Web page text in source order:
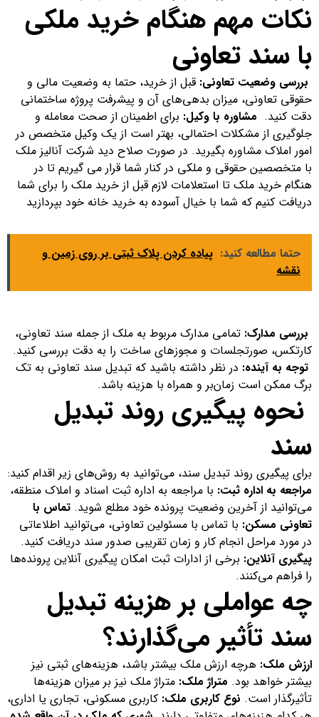
نکات مهم هنگام خرید ملکی
با سند تعاونی
بررسی وضعیت تعاونی: قبل از خرید، حتما به وضعیت مالی و
حقوقی تعاونی، میزان بدهی‌های آن و پیشرفت پروژه ساختمانی
دقت کنید. مشاوره با وکیل: برای اطمینان از صحت معامله و
جلوگیری از مشکلات احتمالی، بهتر است از یک وکیل متخصص در
امور املاک مشاوره بگیرید. در صورت صلاح دید شرکت آنالیز ملک
با متخصصین حقوقی و ملکی در کنار شما قرار می گیریم تا در
هنگام خرید ملک تا استعلامات لازم قبل از خرید ملک را برای شما
دریافت کنیم که شما با خیال آسوده به خرید خانه خود بپردازید
حتما مطالعه کنید: پیاده کردن پلاک ثبتی بر روی زمین و
نقشه
بررسی مدارک: تمامی مدارک مربوط به ملک از جمله سند تعاونی،
کارتکس، صورتجلسات و مجوزهای ساخت را به دقت بررسی کنید.
توجه به آینده: در نظر داشته باشید که تبدیل سند تعاونی به تک
برگ ممکن است زمان‌بر و همراه با هزینه باشد.
نحوه پیگیری روند تبدیل
سند
برای پیگیری روند تبدیل سند، می‌توانید به روش‌های زیر اقدام کنید:
مراجعه به اداره ثبت: با مراجعه به اداره ثبت اسناد و املاک منطقه،
می‌توانید از آخرین وضعیت پرونده خود مطلع شوید. تماس با
تعاونی مسکن: با تماس با مسئولین تعاونی، می‌توانید اطلاعاتی
در مورد مراحل انجام کار و زمان تقریبی صدور سند دریافت کنید.
پیگیری آنلاین: برخی از ادارات ثبت امکان پیگیری آنلاین پرونده‌ها
را فراهم می‌کنند.
چه عواملی بر هزینه تبدیل
سند تأثیر می‌گذارند؟
ارزش ملک: هرچه ارزش ملک بیشتر باشد، هزینه‌های ثبتی نیز
بیشتر خواهد بود. متراژ ملک: متراژ ملک نیز بر میزان هزینه‌ها
تأثیرگذار است. نوع کاربری ملک: کاربری مسکونی، تجاری یا اداری،